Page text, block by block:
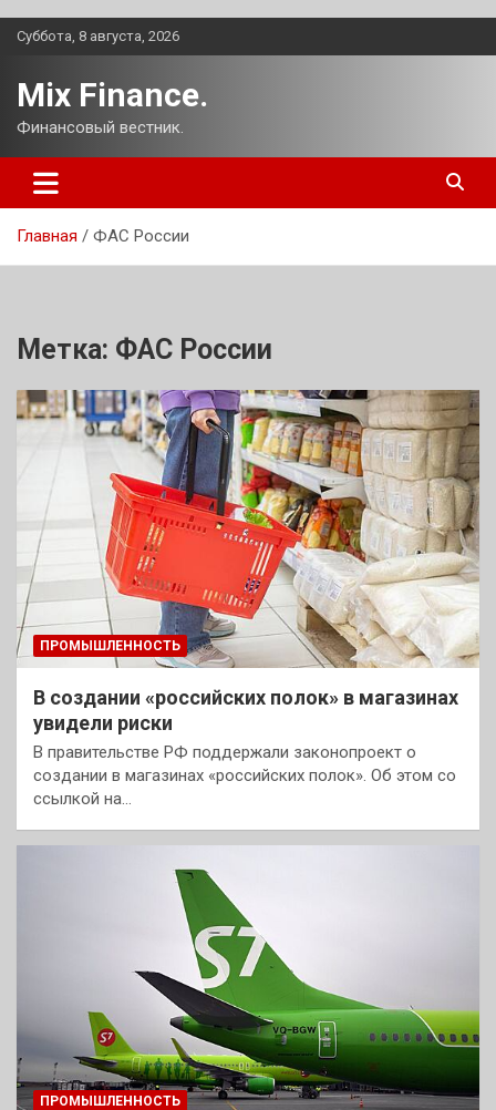
Перейти
Суббота, 8 августа, 2026
Mix Finance.
Финансовый вестник.
Главная ФАС России
Метка: ФАС России
ПРОМЫШЛЕННОСТЬ
В создании «российских полок» в магазинах
увидели риски
В правительстве РФ поддержали законопроект о
создании в магазинах «российских полок». Об этом со
ссылкой на…
ПРОМЫШЛЕННОСТЬ